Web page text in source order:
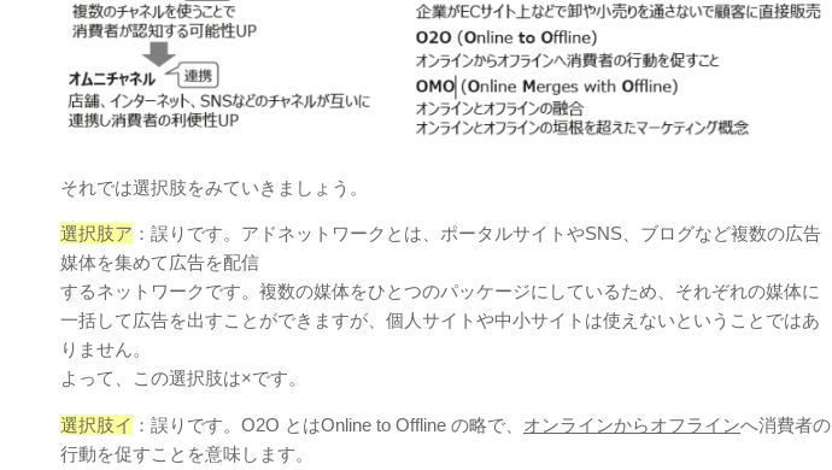
それでは選択肢をみていきましょう。
選択肢ア ：誤りです。アドネットワークとは、ポータルサイトやSNS、ブログなど複数の広告
媒体を集めて広告を配信
するネットワークです。複数の媒体をひとつのパッケージにしているため、それぞれの媒体に
⼀括して広告を出すことができますが、個人サイトや中小サイトは使えないということではあ
りません。
よって、この選択肢は×です。
選択肢イ ：誤りです。O2O とはOnline to Offline の略で、 オンラインからオフラインへ消費者の
⾏動を促すことを意味します。